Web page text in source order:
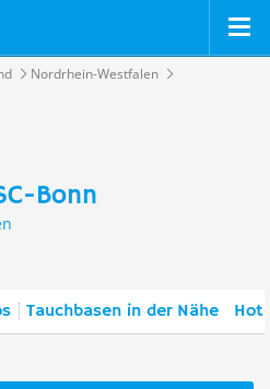
Nordrhein-Westfalen
Bonn
Tauchbasen in der Nähe